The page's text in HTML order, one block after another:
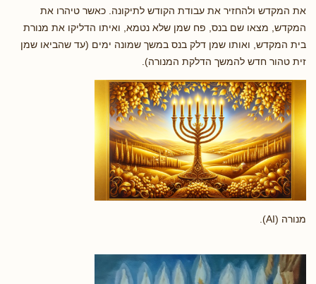
את המקדש ולהחזיר את עבודת הקודש לתיקונה. כאשר טיהרו את
המקדש, מצאו שם בנס, פח שמן שלא נטמא, ואיתו הדליקו את מנורת
בית המקדש, ואותו שמן דלק בנס במשך שמונה ימים (עד שהביאו שמן
זית טהור חדש להמשך הדלקת המנורה).
מנורה (AI).